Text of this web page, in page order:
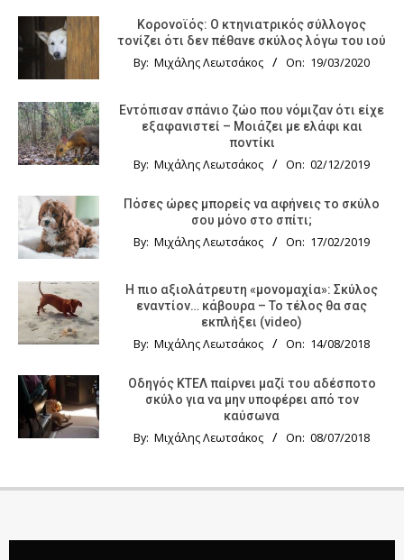
Κορονοϊός: Ο κτηνιατρικός σύλλογος
τονίζει ότι δεν πέθανε σκύλος λόγω του ιού
By: Μιχάλης Λεωτσάκος On: 19/03/2020
Εντόπισαν σπάνιο ζώο που νόμιζαν ότι είχε
εξαφανιστεί – Μοιάζει με ελάφι και
ποντίκι
By: Μιχάλης Λεωτσάκος On: 02/12/2019
Πόσες ώρες μπορείς να αφήνεις το σκύλο
σου μόνο στο σπίτι;
By: Μιχάλης Λεωτσάκος On: 17/02/2019
Η πιο αξιολάτρευτη «μονομαχία»: Σκύλος
εναντίον… κάβουρα – Το τέλος θα σας
εκπλήξει (video)
By: Μιχάλης Λεωτσάκος On: 14/08/2018
Οδηγός KTΕΛ παίρνει μαζί του αδέσποτο
σκύλο για να μην υποφέρει από τον
καύσωνα
By: Μιχάλης Λεωτσάκος On: 08/07/2018